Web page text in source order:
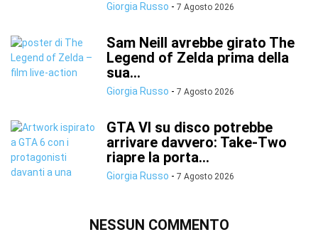
Giorgia Russo - 7 Agosto 2026
Sam Neill avrebbe girato The
Legend of Zelda prima della
sua...
Giorgia Russo - 7 Agosto 2026
GTA VI su disco potrebbe
arrivare davvero: Take-Two
riapre la porta...
Giorgia Russo - 7 Agosto 2026
NESSUN COMMENTO